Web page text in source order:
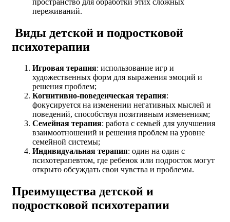
переживаний.
Виды детской и подростковой
психотерапии
Игровая терапия: использование игр и
художественных форм для выражения эмоций и
решения проблем;
Когнитивно-поведенческая терапия:
фокусируется на изменении негативных мыслей и
поведений, способствуя позитивным изменениям;
Семейная терапия: работа с семьей для улучшения
взаимоотношений и решения проблем на уровне
семейной системы;
Индивидуальная терапия: один на один с
психотерапевтом, где ребенок или подросток могут
открыто обсуждать свои чувства и проблемы.
Преимущества детской и
подростковой психотерапии